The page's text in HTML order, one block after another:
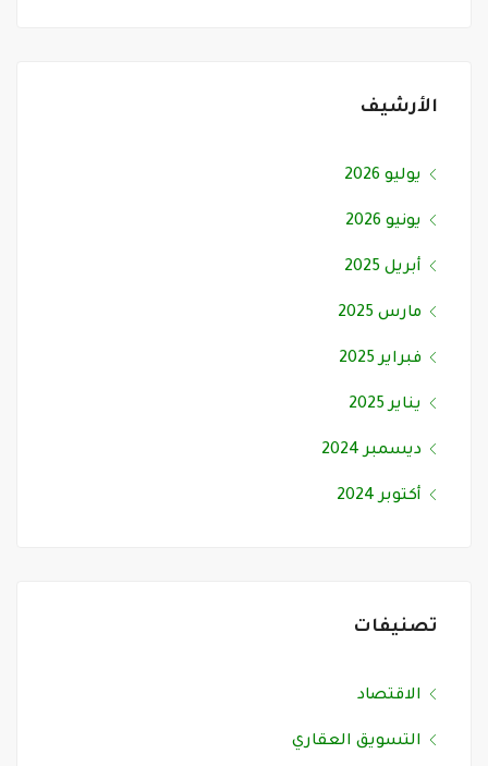
الأرشيف
يوليو 2026
يونيو 2026
أبريل 2025
مارس 2025
فبراير 2025
يناير 2025
ديسمبر 2024
أكتوبر 2024
تصنيفات
الاقتصاد
التسويق العقاري